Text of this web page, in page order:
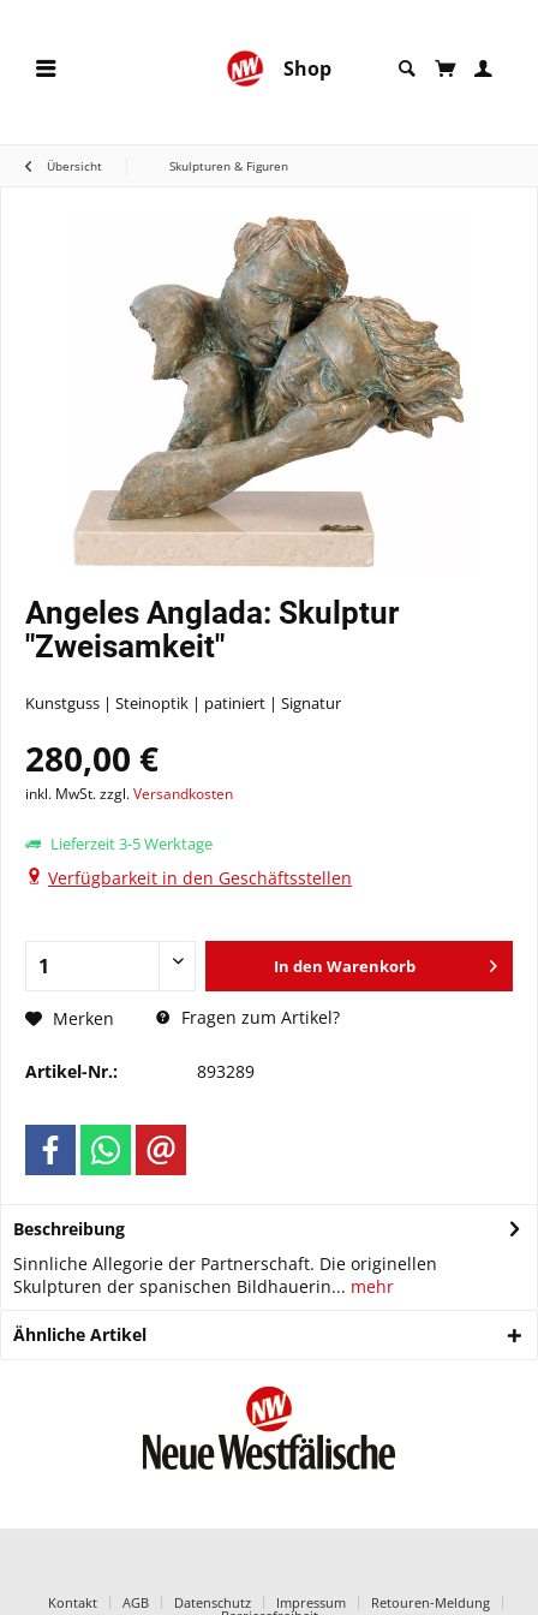
Shop
Übersicht Skulpturen & Figuren
Angeles Anglada: Skulptur
"Zweisamkeit"
Kunstguss | Steinoptik | patiniert | Signatur
280,00 €
inkl. MwSt. zzgl.Versandkosten
Lieferzeit 3-5 Werktage
Verfügbarkeit in den Geschäftsstellen
In den Warenkorb
Merken Fragen zum Artikel?
Artikel-Nr.: 893289
Beschreibung
Sinnliche Allegorie der Partnerschaft. Die originellen
Skulpturen der spanischen Bildhauerin... mehr
Ähnliche Artikel
Kontakt AGB Datenschutz Impressum Retouren-Meldung